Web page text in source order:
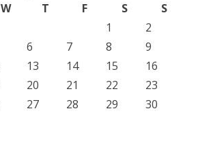
W T F S
S
1
2
6 7 8
9
13 14 15
16
20 21 22
23
27 28 29
30